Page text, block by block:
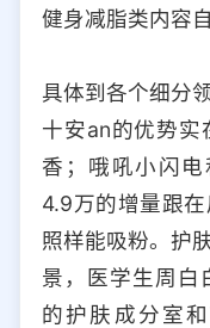
健身减脂类内容
具体到各个细分
十安an的优势实
香；哦吼小闪
4.9万的增量跟
照样能吸粉。护
景，医学生周白
的护肤成分室